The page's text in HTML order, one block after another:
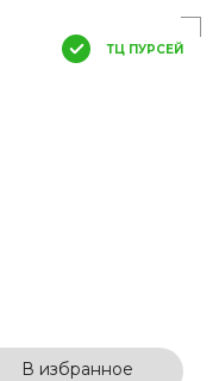
ТЦ ПУРСЕЙ
В избранное